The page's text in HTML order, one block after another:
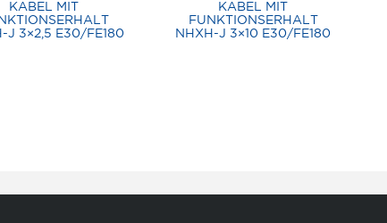
KABEL MIT
J 3×2,5 E30/FE180
KABEL MIT
FUNKTIONSERHALT
NHXH-J 3×10 E30/FE180